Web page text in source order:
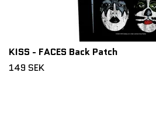
KISS - FACES Back Patch
149 SEK